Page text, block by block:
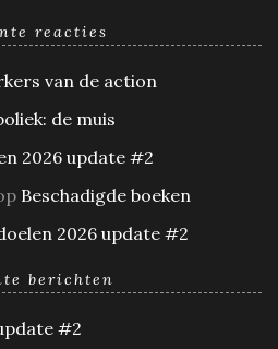
reacties
van de action
de muis
2026 update #2
Beschadigde boeken
2026 update #2
berichten
#2